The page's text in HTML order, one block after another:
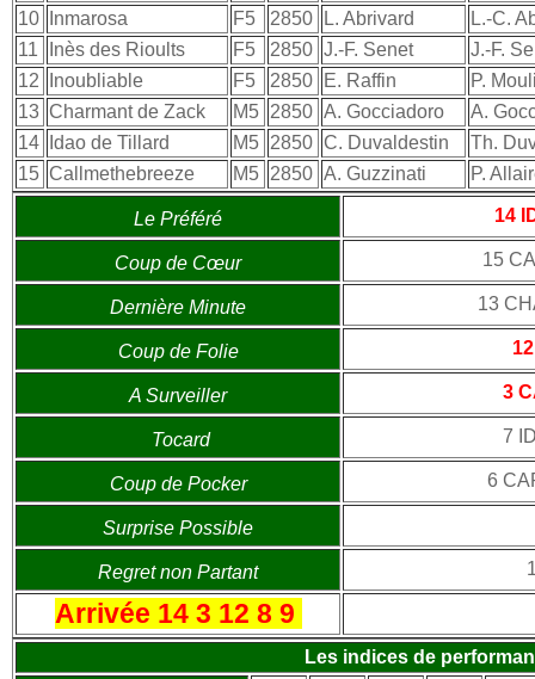
10
Inmarosa F5 2850 L. Abrivard
L.-C.
11
Inès des Rioults F5 2850 J.-F. Senet
J.-F.
12
Inoubliable F5 2850 E. Raffin
P.
13 Charmant de Zack M5 2850 A. Gocciadoro
A.
14
Idao de Tillard M5 2850 C. Duvaldestin
Th.
15 Callmethebreeze M5 2850 A. Guzzinati P.
Le Préféré 14
Coup de Cœur 15
Dernière Minute 13
Coup de Folie
A Surveiller 3
Tocard 7
Coup de Pocker 6
Surprise Possible
Regret non Partant
Arrivée 14 3 12 8 9
Les indices de